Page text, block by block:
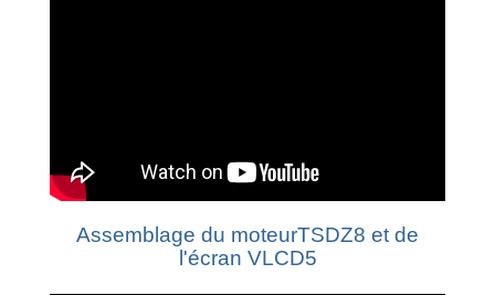
Assemblage du moteurTSDZ8 et de
l'écran VLCD5